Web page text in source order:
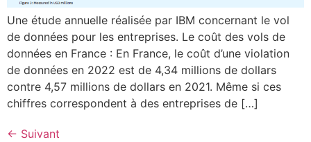
Une étude annuelle réalisée par IBM concernant le vol
de données pour les entreprises. Le coût des vols de
données en France : En France, le coût d’une violation
de données en 2022 est de 4,34 millions de dollars
contre 4,57 millions de dollars en 2021. Même si ces
chiffres correspondent à des entreprises de […]
← Suivant